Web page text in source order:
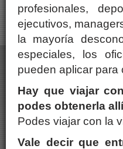
profesionales,
ejecutivos,
la mayoría
especiales, los
pueden aplicar para
Hay que viajar
podes obtenerla
Podes viajar con la
Vale decir que